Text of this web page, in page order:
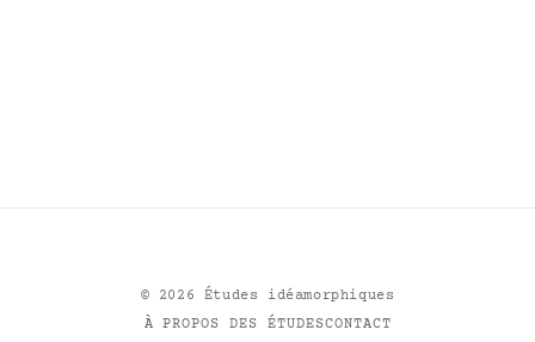
© 2026 Études idéamorphiques
À PROPOS DES ÉTUDESCONTACT